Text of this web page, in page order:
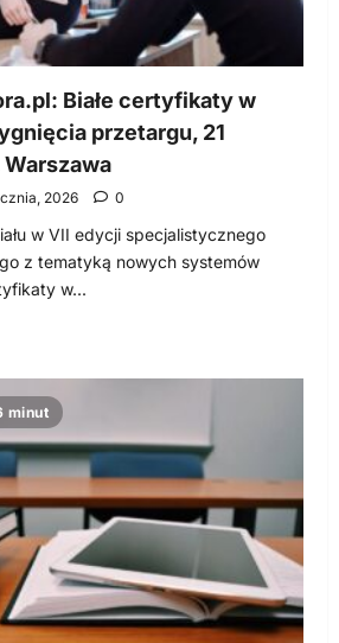
Białe certyfikaty w
przetargu, 21
2026 0
w VII edycji specjalistycznego
z tematyką nowych systemów
w...
minut